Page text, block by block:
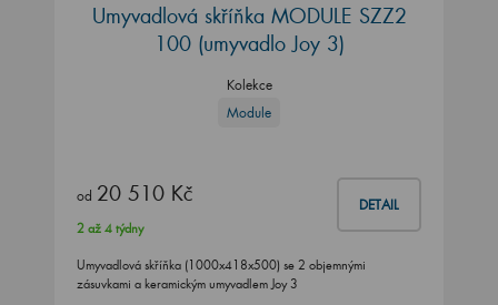
Umyvadlová skříňka MODULE SZZ2
100 (umyvadlo Joy 3)
Kolekce
Module
od 20 510 Kč DETAIL
2 až 4 týdny
Umyvadlová skříňka (1000x418x500) se 2 objemnými
zásuvkami a keramickým umyvadlem Joy 3